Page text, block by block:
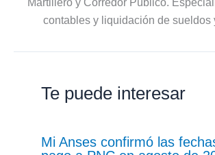
Martillero y Corredor Público.
contables y liquidación de sueldos
Te puede interesar
Mi Anses confirmó las